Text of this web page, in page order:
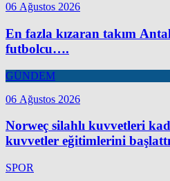
06 Ağustos 2026
En fazla kızaran takım
futbolcu….
GÜNDEM
06 Ağustos 2026
Norweç silahlı kuvvetleri
kuvvetler eğitimlerini
SPOR